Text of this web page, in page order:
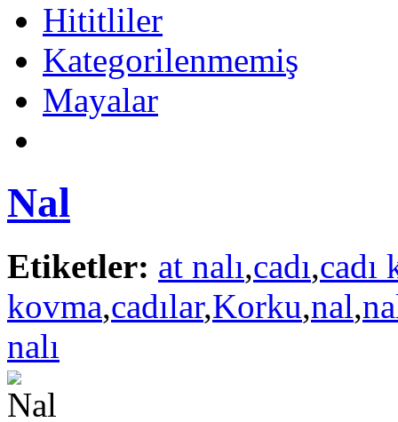
Hititliler
Kategorilenmemiş
Mayalar
Nal
Etiketler: at nalı,cadı,cadı
kovma,cadılar,Korku,nal,
nalı